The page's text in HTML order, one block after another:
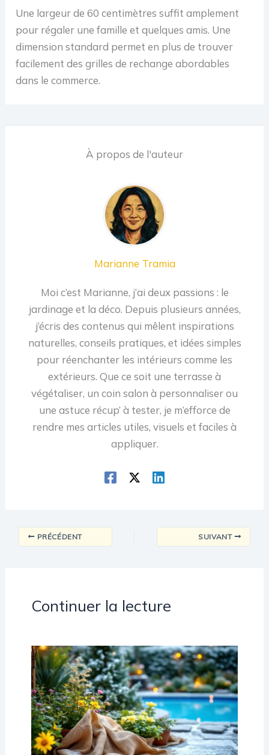
Une largeur de 60 centimètres suffit amplement
pour régaler une famille et quelques amis. Une
dimension standard permet en plus de trouver
facilement des grilles de rechange abordables
dans le commerce.
À propos de l'auteur
Marianne Tramia
Moi c’est Marianne, j’ai deux passions : le
jardinage et la déco. Depuis plusieurs années,
j’écris des contenus qui mêlent inspirations
naturelles, conseils pratiques, et idées simples
pour réenchanter les intérieurs comme les
extérieurs. Que ce soit une terrasse à
végétaliser, un coin salon à personnaliser ou
une astuce récup’ à tester, je m’efforce de
rendre mes articles utiles, visuels et faciles à
appliquer.
PRÉCÉDENT SUIVANT
Continuer la lecture